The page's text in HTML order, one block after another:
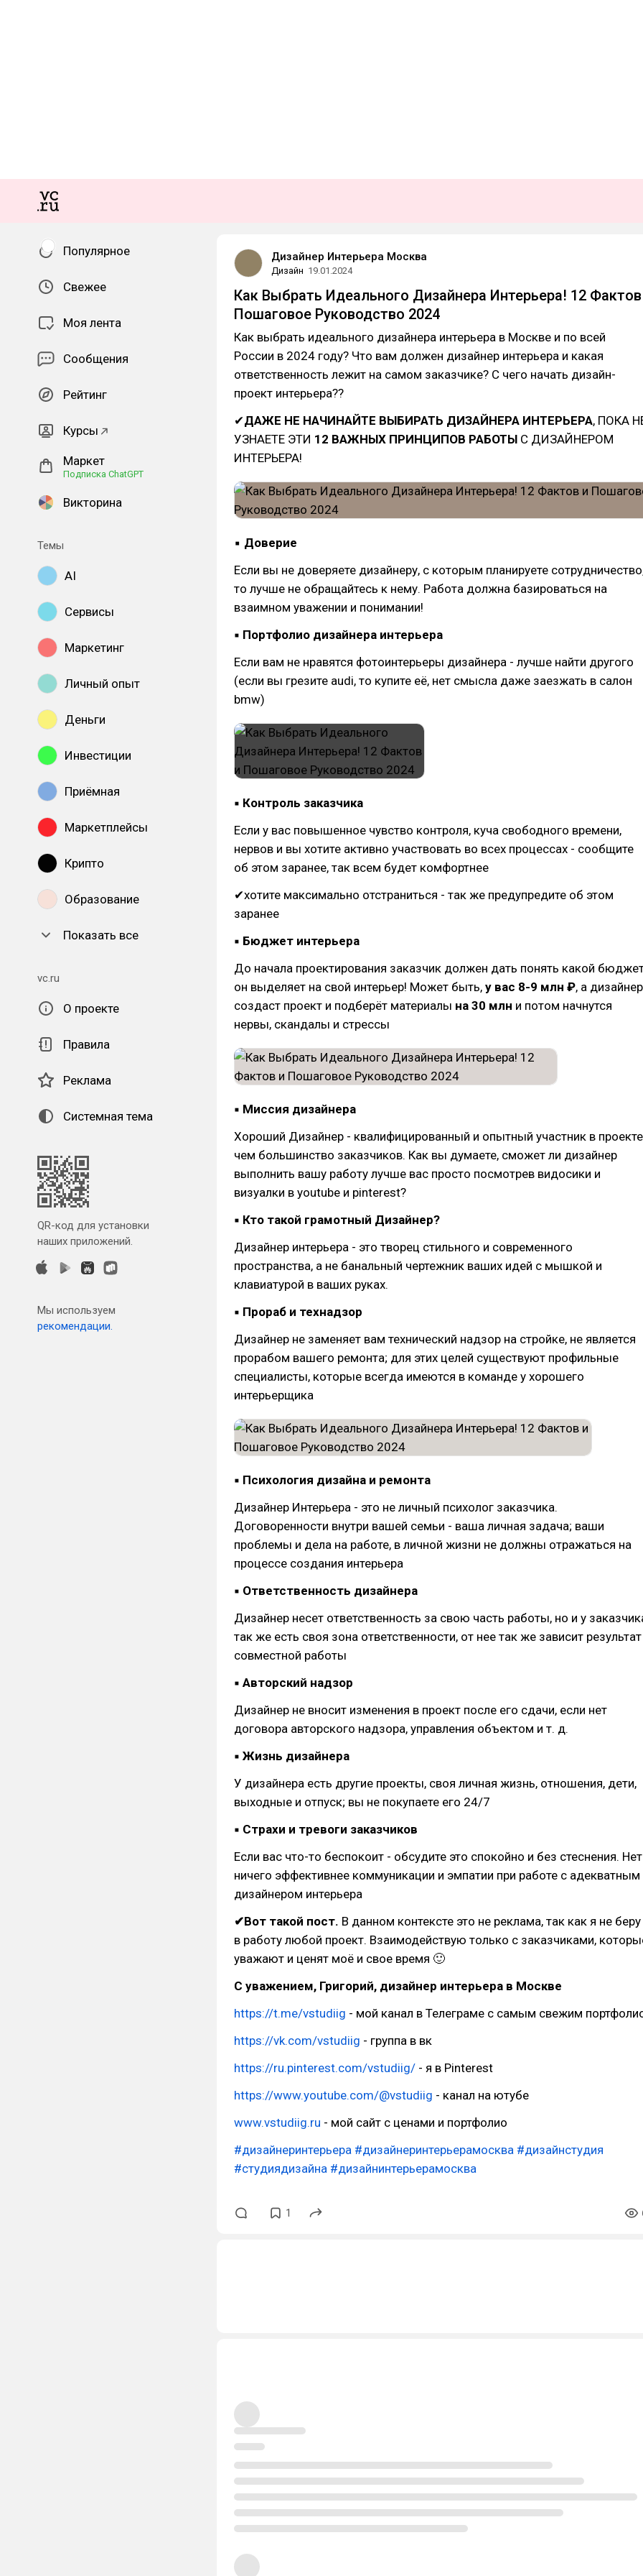
Популярное
Свежее
Моя лента
Сообщения
Рейтинг
Курсы
Маркет
Подписка ChatGPT
Викторина
Темы
AI
Сервисы
Маркетинг
Личный опыт
Деньги
Инвестиции
Приёмная
Маркетплейсы
Крипто
Образование
Показать все
vc.ru
О проекте
Правила
Реклама
Системная тема
QR-код для установки
наших приложений.
Мы используем
рекомендации.
Дизайнер Интерьера Москва
Дизайн 19.01.2024
Как Выбрать Идеального Дизайнера Интерьера! 12
Пошаговое Руководство 2024
Как выбрать идеального дизайнера интерьера в Москве и по всей
России в 2024 году? Что вам должен дизайнер интерьера и какая
ответственность лежит на самом заказчике? С чего начать дизайн-
проект интерьера??
✔ДАЖЕ НЕ НАЧИНАЙТЕ ВЫБИРАТЬ ДИЗАЙНЕРА ИНТЕРЬЕРА, ПОКА
УЗНАЕТЕ ЭТИ 12 ВАЖНЫХ ПРИНЦИПОВ РАБОТЫ С ДИЗАЙНЕРОМ
ИНТЕРЬЕРА!
▪ Доверие
Если вы не доверяете дизайнеру, с которым планируете
то лучше не обращайтесь к нему. Работа должна базироваться на
взаимном уважении и понимании!
▪ Портфолио дизайнера интерьера
Если вам не нравятся фотоинтерьеры дизайнера - лучше найти другого
(если вы грезите audi, то купите её, нет смысла даже заезжать в салон
bmw)
▪ Контроль заказчика
Если у вас повышенное чувство контроля, куча свободного времени,
нервов и вы хотите активно участвовать во всех процессах - сообщите
об этом заранее, так всем будет комфортнее
✔хотите максимально отстраниться - так же предупредите об этом
заранее
▪ Бюджет интерьера
До начала проектирования заказчик должен дать понять какой
он выделяет на свой интерьер! Может быть, у вас 8-9 млн ₽, а дизайнер
создаст проект и подберёт материалы на 30 млн и потом начнутся
нервы, скандалы и стрессы
▪ Миссия дизайнера
Хороший Дизайнер - квалифицированный и опытный участник в
чем большинство заказчиков. Как вы думаете, сможет ли дизайнер
выполнить вашу работу лучше вас просто посмотрев видосики и
визуалки в youtube и pinterest?
▪ Кто такой грамотный Дизайнер?
Дизайнер интерьера - это творец стильного и современного
пространства, а не банальный чертежник ваших идей с мышкой и
клавиатурой в ваших руках.
▪ Прораб и технадзор
Дизайнер не заменяет вам технический надзор на стройке, не является
прорабом вашего ремонта; для этих целей существуют профильные
специалисты, которые всегда имеются в команде у хорошего
интерьерщика
▪ Психология дизайна и ремонта
Дизайнер Интерьера - это не личный психолог заказчика.
Договоренности внутри вашей семьи - ваша личная задача; ваши
проблемы и дела на работе, в личной жизни не должны отражаться на
процессе создания интерьера
▪ Ответственность дизайнера
Дизайнер несет ответственность за свою часть работы, но и у
так же есть своя зона ответственности, от нее так же зависит результат
совместной работы
▪ Авторский надзор
Дизайнер не вносит изменения в проект после его сдачи, если нет
договора авторского надзора, управления объектом и т. д.
▪ Жизнь дизайнера
У дизайнера есть другие проекты, своя личная жизнь, отношения, дети,
выходные и отпуск; вы не покупаете его 24/7
▪ Страхи и тревоги заказчиков
Если вас что-то беспокоит - обсудите это спокойно и без стеснения. Нет
ничего эффективнее коммуникации и эмпатии при работе с адекватным
дизайнером интерьера
✔Вот такой пост. В данном контексте это не реклама, так как я не беру
в работу любой проект. Взаимодействую только с заказчиками,
уважают и ценят моё и свое время 🙂
С уважением, Григорий, дизайнер интерьера в Москве
https://t.me/vstudiig - мой канал в Телеграме с самым свежим
https://vk.com/vstudiig - группа в вк
https://ru.pinterest.com/vstudiig/ - я в Pinterest
https://www.youtube.com/@vstudiig - канал на ютубе
www.vstudiig.ru - мой сайт с ценами и портфолио
#дизайнеринтерьера #дизайнеринтерьерамосква #дизайнстудия
#студиядизайна #дизайнинтерьерамосква
1